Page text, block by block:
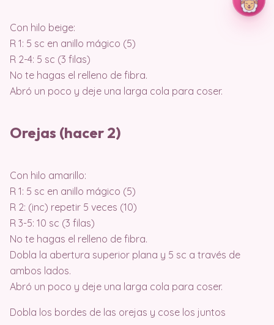
Con hilo beige:
R 1: 5 sc en anillo mágico (5)
R 2-4: 5 sc (3 filas)
No te hagas el relleno de fibra.
Abró un poco y deje una larga cola para coser.
Orejas (hacer 2)
Con hilo amarillo:
R 1: 5 sc en anillo mágico (5)
R 2: (inc) repetir 5 veces (10)
R 3-5: 10 sc (3 filas)
No te hagas el relleno de fibra.
Dobla la abertura superior plana y 5 sc a través de
ambos lados.
Abró un poco y deje una larga cola para coser.
Dobla los bordes de las orejas y cose los juntos